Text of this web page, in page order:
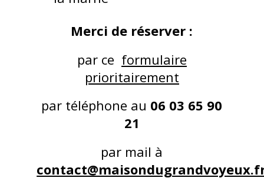
Merci de réserver :
par ce formulaire
prioritairement
par téléphone au 06 03 65 90
21
par mail à